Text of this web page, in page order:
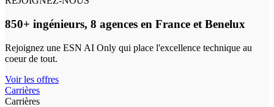
850+ ingénieurs, 8 agences en France et Benelux
Rejoignez une ESN AI Only qui place l'excellence technique au
coeur de tout.
Voir les offres
Carrières
Carrières